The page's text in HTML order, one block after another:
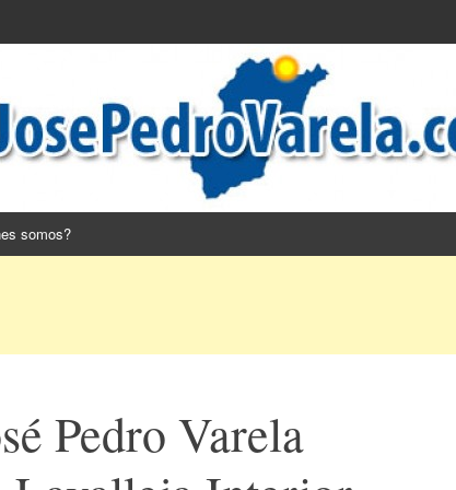
somos?
Pedro Varela